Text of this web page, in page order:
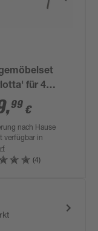
für 4
Stahl
,99 €
nach Hause
verfügbar in
(4)